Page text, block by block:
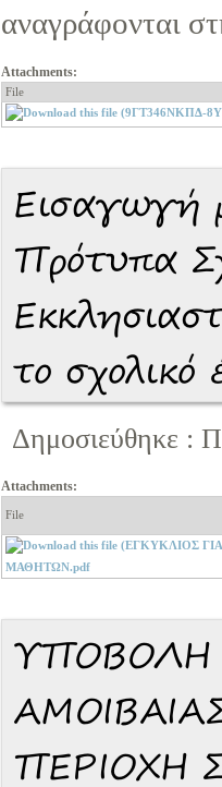
αναγράφονται
Attachments:
File
Εισαγωγή
Πρότυπα
το
Δημοσιεύθηκε :
Attachments:
File
ΜΑΘΗΤΩΝ.pdf
ΥΠΟΒΟΛΗ
ΠΕΡΙΟΧΗ